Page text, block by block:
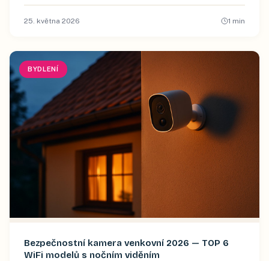
25. května 2026 1 min
BYDLENÍ
Bezpečnostní kamera venkovní 2026 — TOP 6
WiFi modelů s nočním viděním